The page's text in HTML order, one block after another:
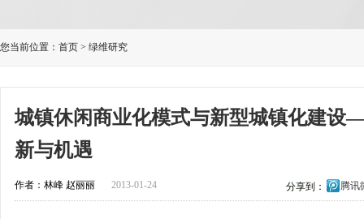
您当前位置： 首页 > 绿维研究
城镇休闲商业化模式与新型城镇化建
新与机遇
作者：林峰 赵丽丽 2013-01-24 分享到： 腾讯